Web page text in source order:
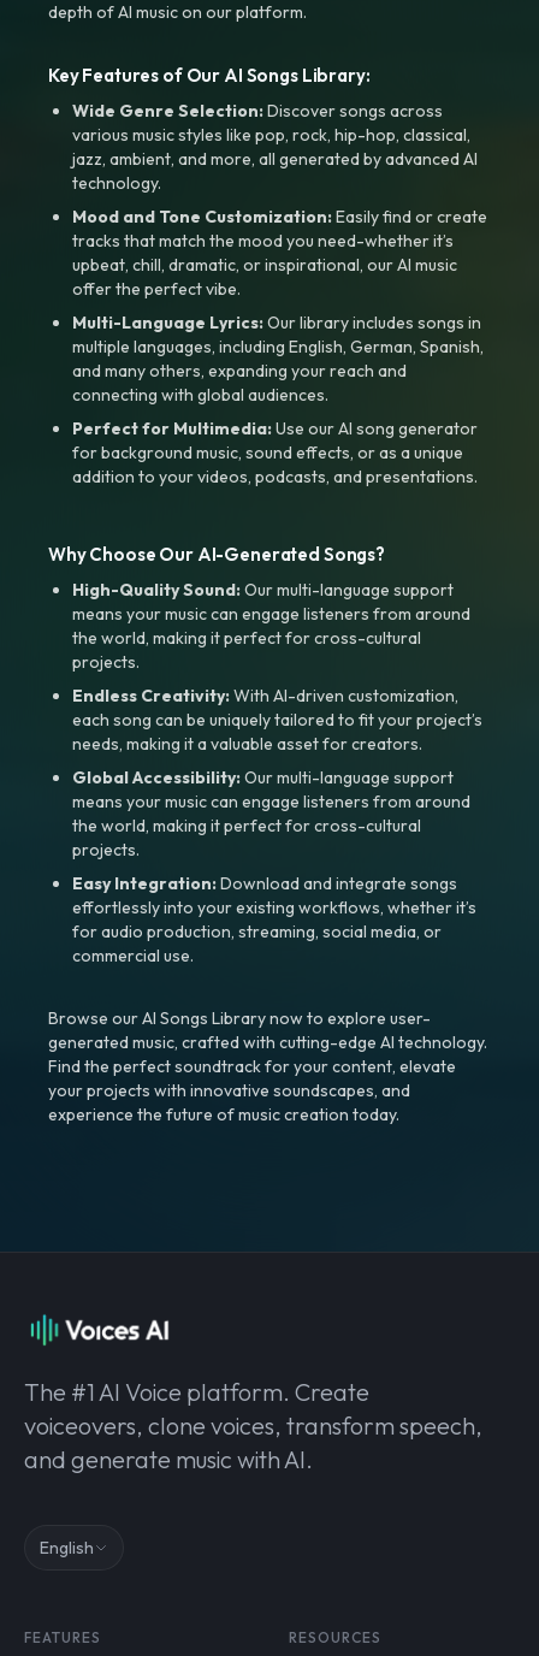
depth of AI music on our platform.
Key Features of Our AI Songs Library:
Wide Genre Selection:Discover songs across
various music styles like pop, rock, hip-hop, classical,
jazz, ambient, and more, all generated by advanced AI
technology.
Mood and Tone Customization:Easily find or create
tracks that match the mood you need-whether it’s
upbeat, chill, dramatic, or inspirational, our AI music
offer the perfect vibe.
Multi-Language Lyrics:Our library includes songs in
multiple languages, including English, German, Spanish,
and many others, expanding your reach and
connecting with global audiences.
Perfect for Multimedia:Use our AI song generator
for background music, sound effects, or as a unique
addition to your videos, podcasts, and presentations.
Why Choose Our AI-Generated Songs?
High-Quality Sound:Our multi-language support
means your music can engage listeners from around
the world, making it perfect for cross-cultural
projects.
Endless Creativity:With AI-driven customization,
each song can be uniquely tailored to fit your project’s
needs, making it a valuable asset for creators.
Global Accessibility:Our multi-language support
means your music can engage listeners from around
the world, making it perfect for cross-cultural
projects.
Easy Integration:Download and integrate songs
effortlessly into your existing workflows, whether it’s
for audio production, streaming, social media, or
commercial use.
Browse our AI Songs Library now to explore user-
generated music, crafted with cutting-edge AI technology.
Find the perfect soundtrack for your content, elevate
your projects with innovative soundscapes, and
experience the future of music creation today.
The #1 AI Voice platform. Create
voiceovers, clone voices, transform speech,
and generate music with AI.
English
FEATURES RESOURCES